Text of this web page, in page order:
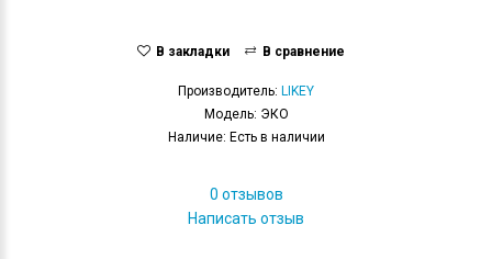
В закладки В сравнение
Производитель: LIKEY
Модель: ЭКО
Наличие: Есть в наличии
0 отзывов
Написать отзыв